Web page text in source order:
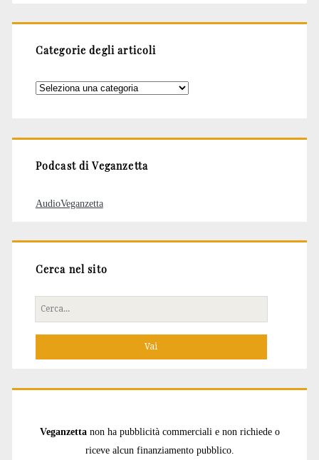
Categorie degli articoli
Categorie
Podcast di Veganzetta
AudioVeganzetta
Cerca nel sito
Cerca
per:
Veganzetta non ha pubblicità commerciali e non richiede o
riceve alcun finanziamento pubblico.